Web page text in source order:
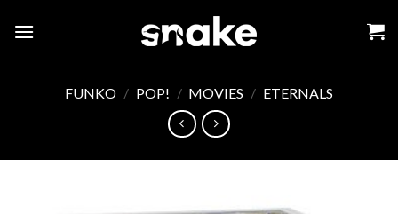
FUNKO / POP! / MOVIES / ETERNALS